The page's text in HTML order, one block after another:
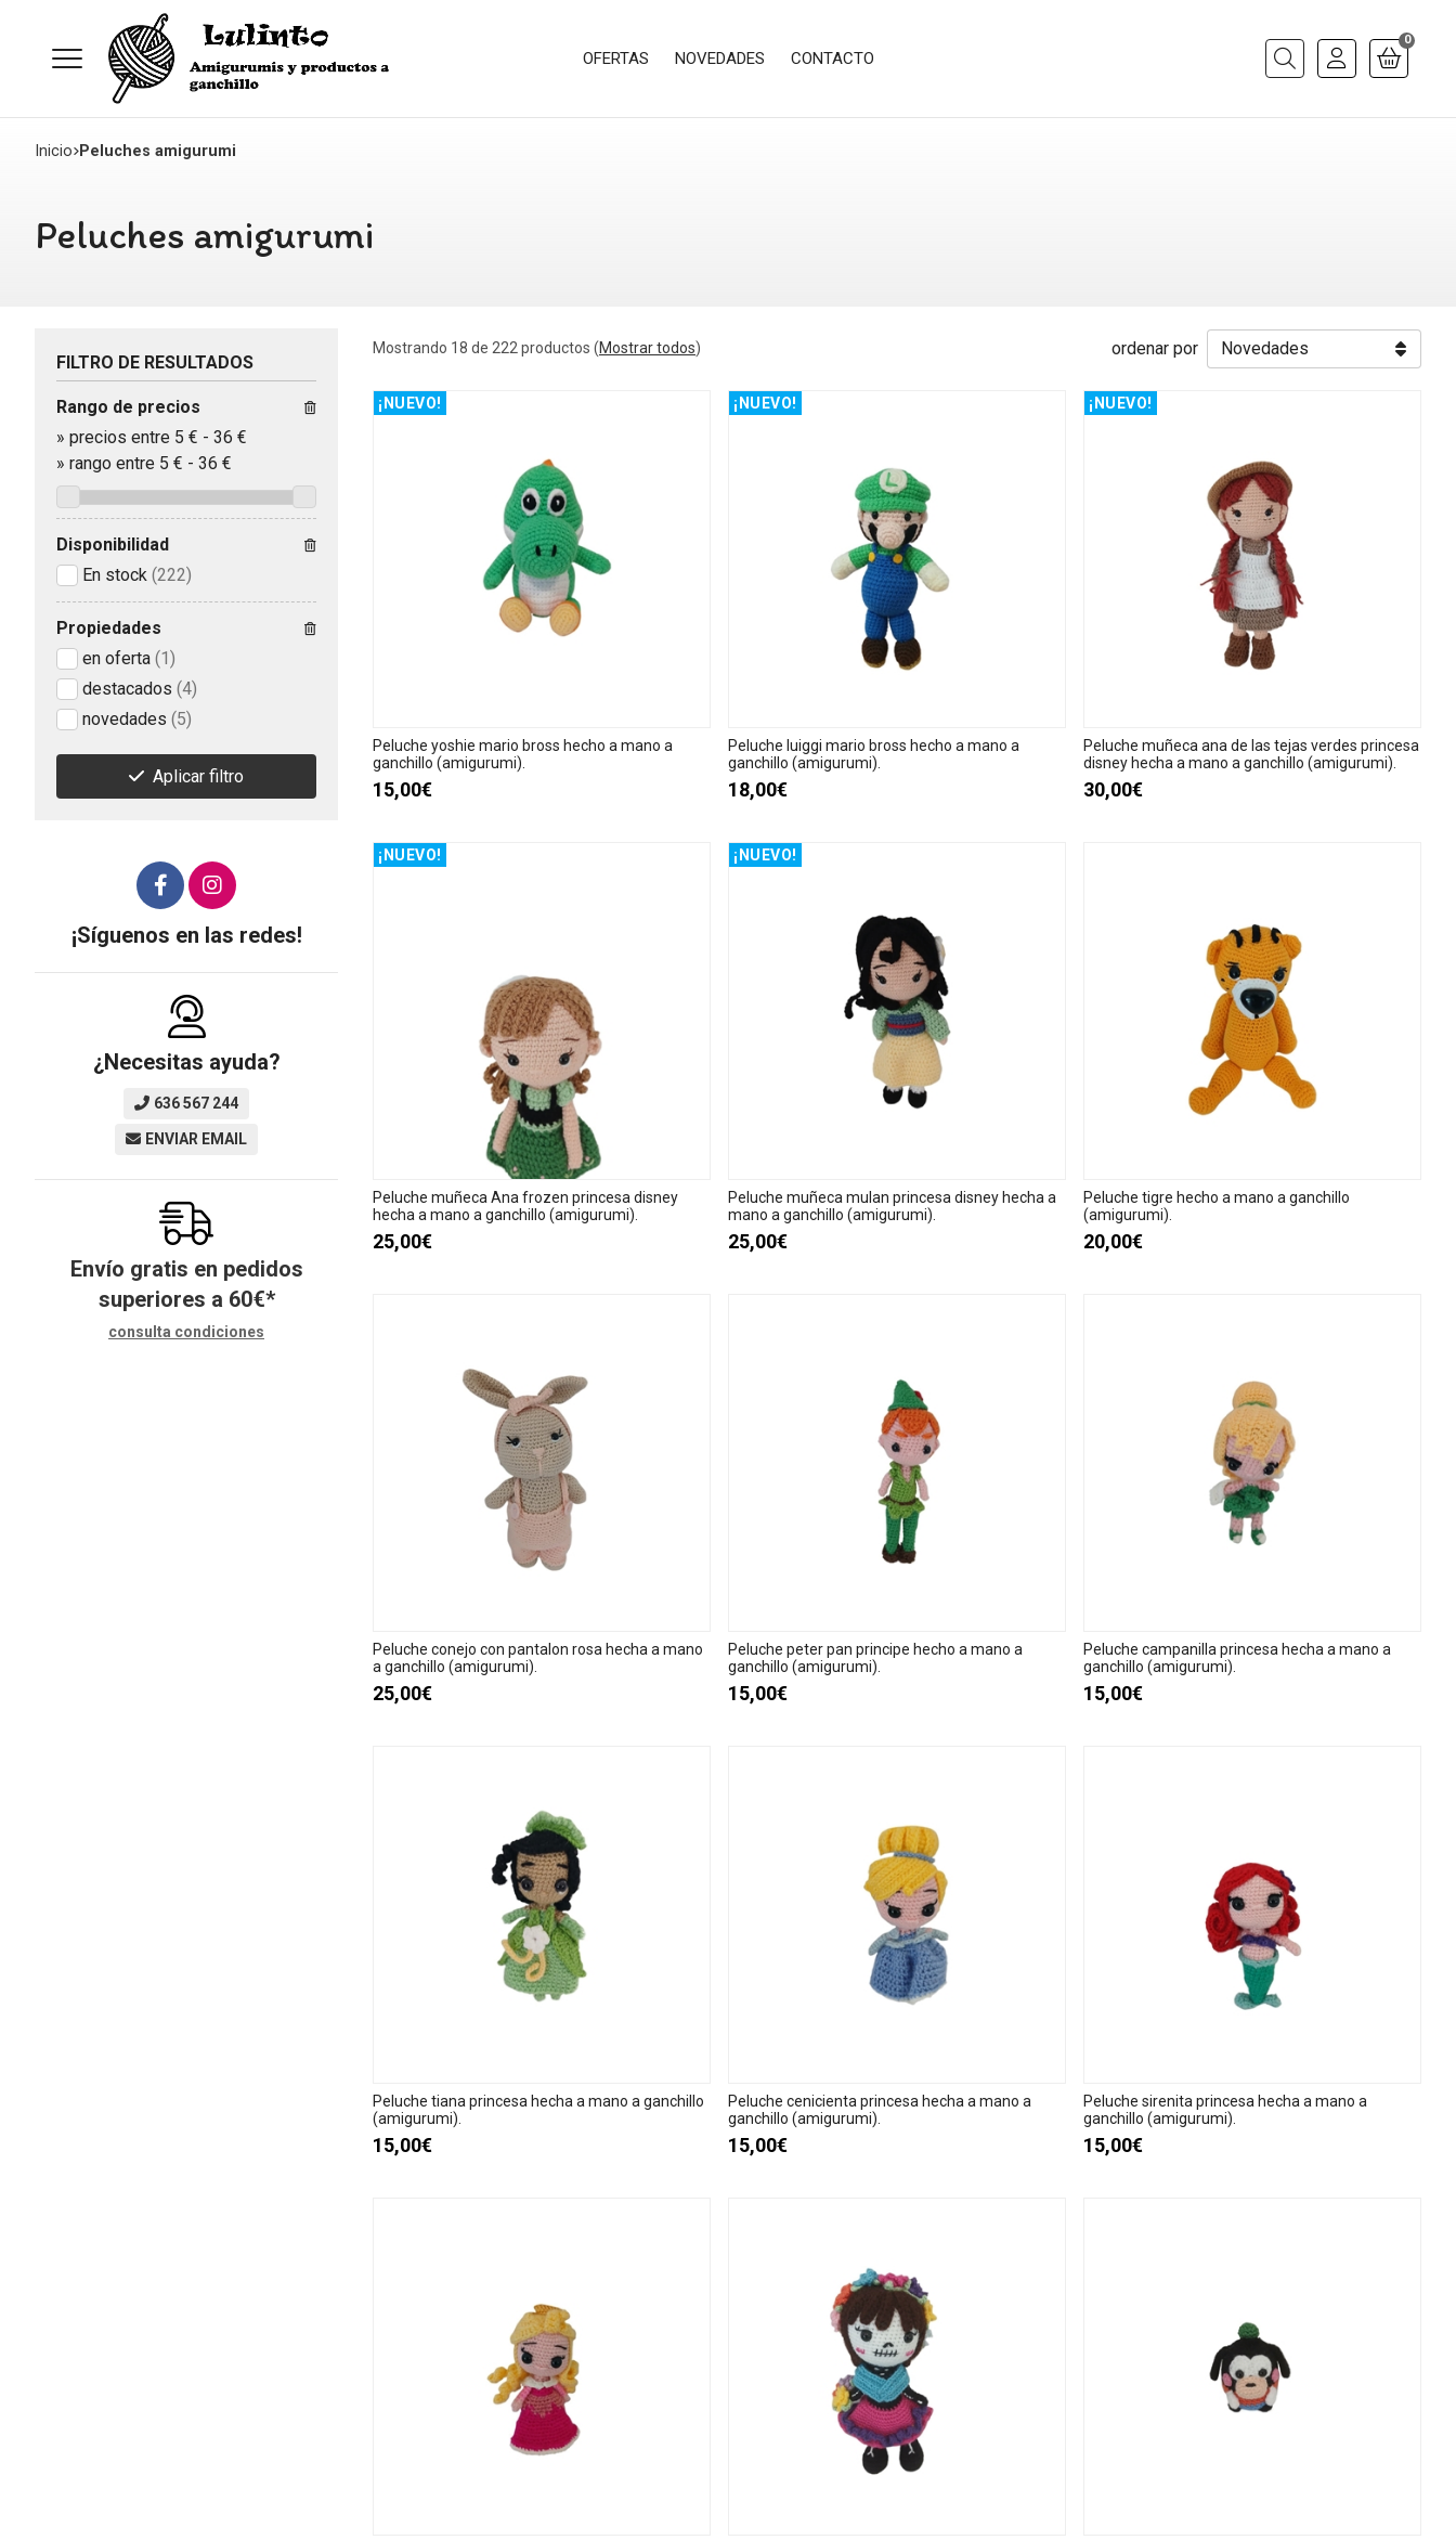
OFERTAS NOVEDADES CONTACTO
Buscar
0
Inicio Peluches amigurumi
Peluches amigurumi
Mostrando 18 de 222 productos (Mostrar todos) ordenar por
¡NUEVO!
Peluche yoshie mario bross hecho a mano a
ganchillo (amigurumi).
15,00€
¡NUEVO!
Peluche luiggi mario bross hecho a mano a
ganchillo (amigurumi).
18,00€
¡NUEVO!
Peluche muñeca ana de las tejas verdes princesa
disney hecha a mano a ganchillo (amigurumi).
30,00€
¡NUEVO!
Peluche muñeca Ana frozen princesa disney
hecha a mano a ganchillo (amigurumi).
25,00€
¡NUEVO!
Peluche muñeca mulan princesa disney hecha a
mano a ganchillo (amigurumi).
25,00€
Peluche tigre hecho a mano a ganchillo
(amigurumi).
20,00€
Peluche conejo con pantalon rosa hecha a mano
a ganchillo (amigurumi).
25,00€
Peluche peter pan principe hecho a mano a
ganchillo (amigurumi).
15,00€
Peluche campanilla princesa hecha a mano a
ganchillo (amigurumi).
15,00€
Peluche tiana princesa hecha a mano a ganchillo
(amigurumi).
15,00€
Peluche cenicienta princesa hecha a mano a
ganchillo (amigurumi).
15,00€
Peluche sirenita princesa hecha a mano a
ganchillo (amigurumi).
15,00€
FILTRO DE RESULTADOS
Rango de precios
» precios entre 5 € - 36 €
» rango entre 5 € - 36 €
Disponibilidad
En stock (222)
Propiedades
en oferta (1)
destacados (4)
novedades (5)
Aplicar filtro
¡Síguenos en las redes!
¿Necesitas ayuda?
636 567 244
ENVIAR EMAIL
Envío gratis en pedidos
superiores a 60€*
consulta condiciones